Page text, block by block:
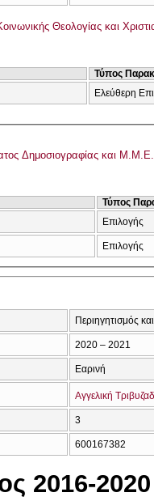
Θεολογίας και
Τύπος
Ελεύθερη
Δημοσιογραφίας και
Τύπος
Επιλογής
Επιλογής
Περιηγητισμός
2020 – 2021
Εαρινή
Αγγελική
3
600167382
2016-2020